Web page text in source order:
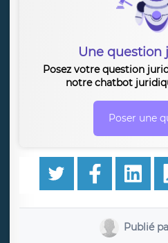
Une question
Posez votre question
notre chatbot
Poser une
Publié